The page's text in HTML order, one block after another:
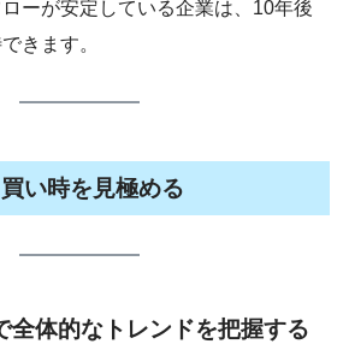
ーが安定している企業は、10年後
きます。
い時を見極める
全体的なトレンドを把握する